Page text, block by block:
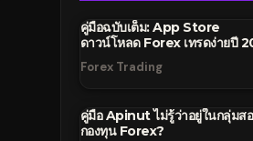
คู่มือฉบับเต็ม: App Store
ดาวน์โหลด Forex เทรดง่ายปี
Forex Trading
คู่มือ Apinut ไม่รู้ว่าอยู่ในกลุ่มส
กองทุน Forex?